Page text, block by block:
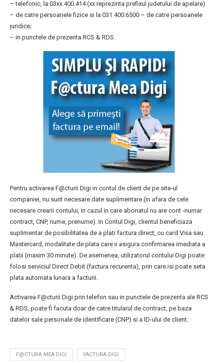
– telefonic, la 03xx.400.414 (xx reprezinta prefixul judetului de apelare)
– de catre persoanele fizice si la 031.400.6500 – de catre persoanele
juridice;
– in punctele de prezenta RCS & RDS.
Pentru activarea F@cturii Digi in contul de client de pe site-ul
companiei, nu sunt necesare date suplimentare (in afara de cele
necesare crearii contului, in cazul in care abonatul nu are cont -numar
contract, CNP, nume, prenume). In Contul Digi, clientul beneficiaza
suplimentar de posibilitatea de a plati factura direct, cu card Visa sau
Mastercard, modalitate de plata care ii asigura confirmarea imediata a
platii (maxim 30 minute). De asemenea, utilizatorul contului Digi poate
folosi serviciul Direct Debit (factura recurenta), prin care isi poate seta
plata automata lunara a facturii.
Activarea F@cturii Digi prin telefon sau in punctele de prezenta ale RCS
& RDS, poate fi facuta doar de catre titularul de contract, pe baza
datelor sale personale de identificare (CNP) si a ID-ului de client.
F@CTURA MEA DIGI FACTURA DIGI